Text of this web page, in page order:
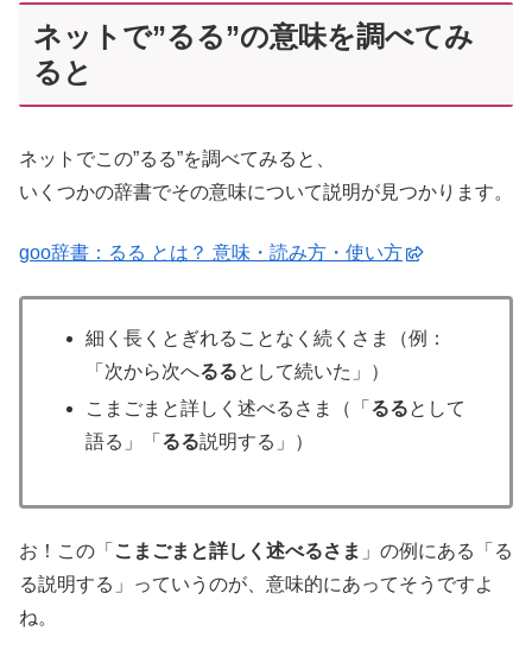
ネットで”るる”の意味を調べてみ
ると
ネットでこの”るる”を調べてみると、
いくつかの辞書でその意味について説明が見つかります。
goo辞書：るる とは？ 意味・読み方・使い方
細く長くとぎれることなく続くさま（例：
「次から次へるるとして続いた」）
こまごまと詳しく述べるさま（「 るるとして
語る」「 るる説明する」）
お！この「 こまごまと詳しく述べるさま 」の例にある「る
る説明する」っていうのが、意味的にあってそうですよ
ね。